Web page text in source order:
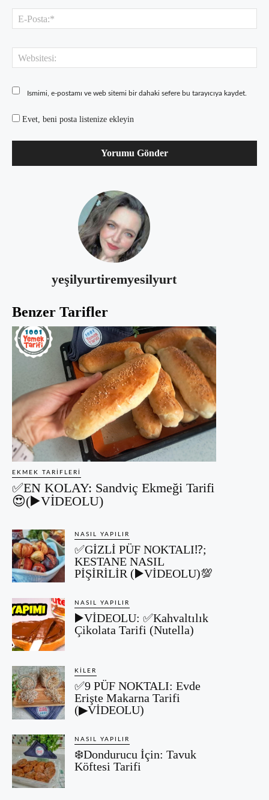
Ismimi, e-postamı ve web sitemi bir dahaki sefere bu tarayıcıya kaydet.
Evet, beni posta listenize ekleyin
yeşilyurtiremyesilyurt
Benzer Tarifler
EKMEK TARIFLERI
✅EN KOLAY: Sandviç Ekmeği Tarifi
😍(▶️VİDEOLU)
NASIL YAPILIR
✅GİZLİ PÜF NOKTALI⁉️;
KESTANE NASIL
PİŞİRİLİR (▶️VİDEOLU)💯
NASIL YAPILIR
▶️VİDEOLU: ✅Kahvaltılık
Çikolata Tarifi (Nutella)
KILER
✅9 PÜF NOKTALI: Evde
Erişte Makarna Tarifi
(▶VİDEOLU)
NASIL YAPILIR
❄️Dondurucu İçin: Tavuk
Köftesi Tarifi